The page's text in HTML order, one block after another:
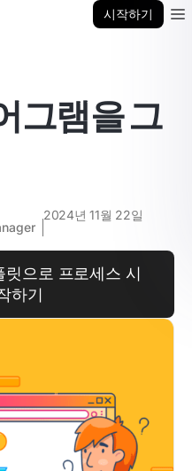
시작하기
그램을 그
2024년 11월 22일
으로 프로세스 시
하기